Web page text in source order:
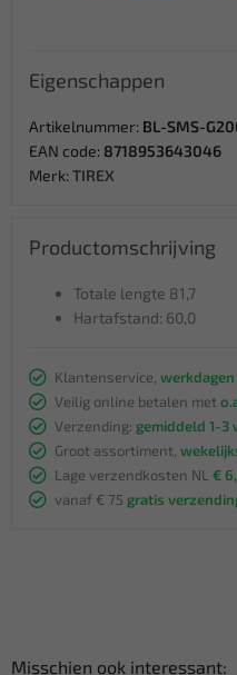
Eigenschappen
Artikelnummer: BL-SMS-
EAN code: 8718953643046
Merk: TIREX
Productomschrijving
Totale lengte 81,7
Hartafstand: 60,0
Klantenservice,
Veilig online betalen met
Verzending: gemiddeld 1-3
Groot assortiment,
Lage verzendkosten NL €
vanaf € 75 gratis
Misschien ook interessant: